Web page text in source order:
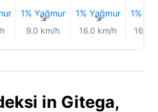
1% Yağmur
↑
9.0 km/h
1% Yağmur
↑
16.0 km/h
1%
16.0
in Gitega,